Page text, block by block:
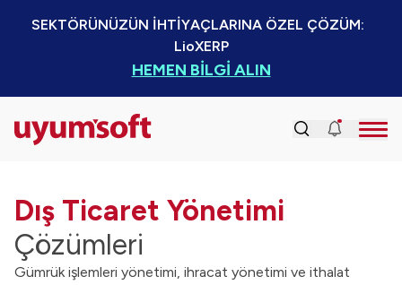
SEKTÖRÜNÜZÜN İHTİYAÇLARINA ÖZEL ÇÖZÜM:
LioXERP
HEMEN BİLGİ ALIN
Dış Ticaret Yönetimi
Çözümleri
Gümrük işlemleri yönetimi, ihracat yönetimi ve ithalat